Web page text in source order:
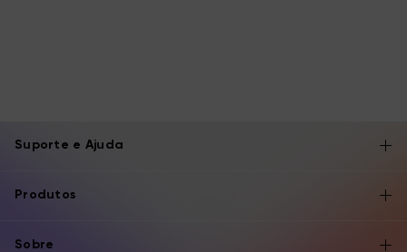
Suporte e Ajuda
Produtos
Sobre